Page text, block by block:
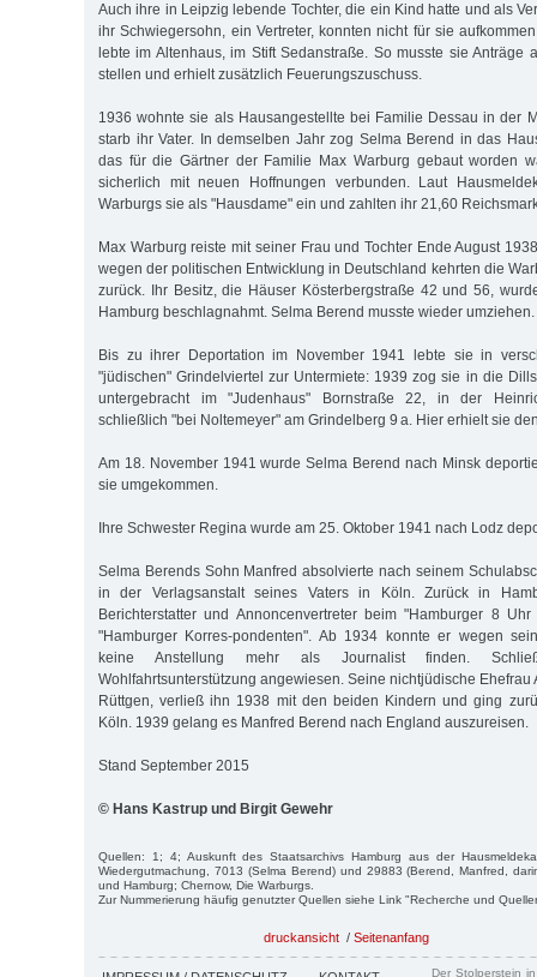
Auch ihre in Leipzig lebende Tochter, die ein Kind hatte und als
ihr Schwiegersohn, ein Vertreter, konnten nicht für sie
lebte im Altenhaus, im Stift Sedanstraße. So musste sie Anträge
stellen und erhielt zusätzlich Feuerungszuschuss.
1936 wohnte sie als Hausangestellte bei Familie Dessau in der
starb ihr Vater. In demselben Jahr zog Selma Berend in das
das für die Gärtner der Familie Max Warburg gebaut worden
sicherlich mit neuen Hoffnungen verbunden. Laut
Warburgs sie als "Hausdame" ein und zahlten ihr 21,60
Max Warburg reiste mit seiner Frau und Tochter Ende August
wegen der politischen Entwicklung in Deutschland kehrten die
zurück. Ihr Besitz, die Häuser Kösterbergstraße 42 und 56,
Hamburg beschlagnahmt. Selma Berend musste wieder umziehen.
Bis zu ihrer Deportation im November 1941 lebte sie in
"jüdischen" Grindelviertel zur Untermiete: 1939 zog sie in die
untergebracht im "Judenhaus" Bornstraße 22, in der
schließlich "bei Noltemeyer" am Grindelberg 9 a. Hier erhielt sie
Am 18. November 1941 wurde Selma Berend nach Minsk
sie umgekommen.
Ihre Schwester Regina wurde am 25. Oktober 1941 nach Lodz
Selma Berends Sohn Manfred absolvierte nach seinem
in der Verlagsanstalt seines Vaters in Köln. Zurück in
Berichterstatter und Annoncenvertreter beim "Hamburger 8
"Hamburger Korres-pondenten". Ab 1934 konnte er wegen
keine Anstellung mehr als Journalist finden.
Wohlfahrtsunterstützung angewiesen. Seine nichtjüdische Ehefrau
Rüttgen, verließ ihn 1938 mit den beiden Kindern und ging
Köln. 1939 gelang es Manfred Berend nach England auszureisen.
Stand September 2015
© Hans Kastrup und Birgit Gewehr
Quellen: 1; 4; Auskunft des Staatsarchivs Hamburg aus der
Wiedergutmachung, 7013 (Selma Berend) und 29883 (Berend, Manfred,
und Hamburg; Chernow, Die Warburgs.
Zur Nummerierung häufig genutzter Quellen siehe Link "Recherche und
druckansicht / Seitenanfang
Der Stolperstein